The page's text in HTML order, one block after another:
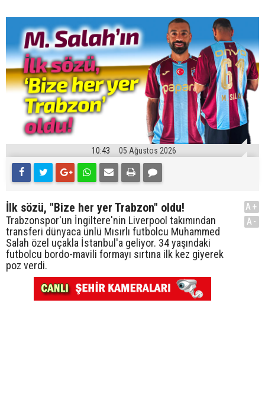
10:43 05 Ağustos 2026
İlk sözü, "Bize her yer Trabzon" oldu!
Trabzonspor'un İngiltere'nin Liverpool takımından
transferi dünyaca ünlü Mısırlı futbolcu Muhammed
Salah özel uçakla İstanbul'a geliyor. 34 yaşındaki
futbolcu bordo-mavili formayı sırtına ilk kez giyerek
poz verdi.
A+
A-